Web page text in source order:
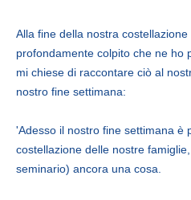
Alla fine della nostra
profondamente colpito che ne ho
mi chiese di raccontare ciò al
nostro fine settimana:
'Adesso il nostro fine settimana è
costellazione delle nostre
seminario) ancora una cosa.